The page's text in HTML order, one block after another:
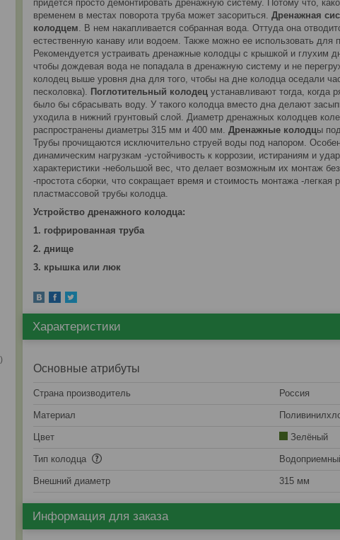
придется просто демонтировать дренажную систему. Потому что,
временем в местах поворота труба может засориться. Дренажная
колодцем. В нем накапливается собранная вода. Оттуда она
естественную канаву или водоем. Также можно ее использовать для
Рекомендуется устраивать дренажные колодцы с крышкой и глухим
чтобы дождевая вода не попадала в дренажную систему и не
колодец выше уровня дна для того, чтобы на дне колодца оседали
песколовка). Поглотительный колодец устанавливают тогда, когда
было бы сбрасывать воду. У такого колодца вместо дна делают
уходила в нижний грунтовый слой. Диаметр дренажных колодцев
распространены диаметры 315 мм и 400 мм. Дренажные колодцы
Трубы прочищаются исключительно струей воды под напором.
динамическим нагрузкам -устойчивость к коррозии, истираниям и
характеристики -небольшой вес, что делает возможным их монтаж
-простота сборки, что сокращает время и стоимость монтажа -легкая
пластмассовой трубы колодца.
Устройство дренажного колодца:
1. гофрированная труба
2. днище
3. крышка или люк
Характеристики
Основные атрибуты
Страна производитель Россия
Материал
Цвет Зелёный
Тип колодца
Внешний диаметр 315 мм
Информация для заказа